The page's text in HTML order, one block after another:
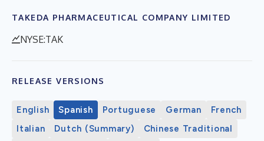
TAKEDA PHARMACEUTICAL COMPANY LIMITED
NYSE:TAK
RELEASE VERSIONS
English Spanish Portuguese German
French
Italian
Dutch (Summary)
Chinese Traditional